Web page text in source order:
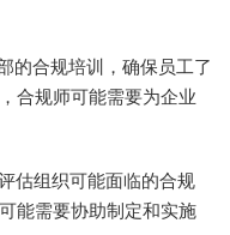
的合规培训，确保员工了
合规师可能需要为企业
估组织可能面临的合规
能需要协助制定和实施